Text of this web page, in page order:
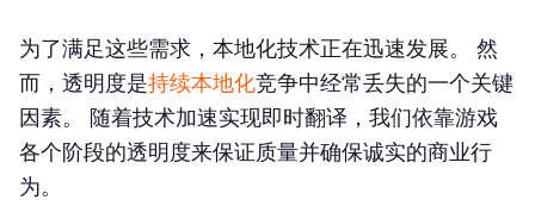
为了满足这些需求，本地化技术正在迅速发展。 然
而，透明度是持续本地化竞争中经常丢失的一个关键
因素。 随着技术加速实现即时翻译，我们依靠游戏
各个阶段的透明度来保证质量并确保诚实的商业行
为。